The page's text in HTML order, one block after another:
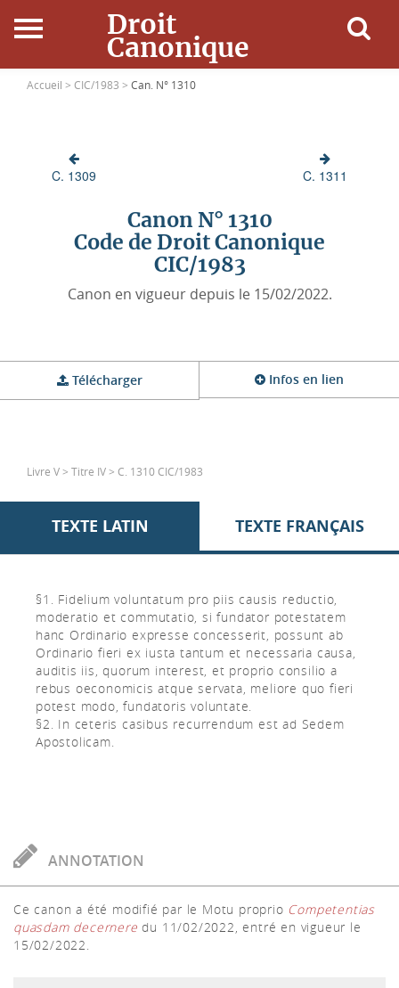
Droit
Canonique
Accueil
Ressources
Accueil > CIC/1983 > Can. N° 1310
C. 1309 C. 1311
Canon N° 1310
Code de Droit Canonique
CIC/1983
Canon en vigueur depuis le 15/02/2022.
Télécharger Infos en lien
Livre V > Titre IV > C. 1310 CIC/1983
TEXTE LATIN TEXTE FRANÇAIS
§1. Fidelium voluntatum pro piis causis reductio,
moderatio et commutatio, si fundator potestatem
hanc Ordinario expresse concesserit, possunt ab
Ordinario fieri ex iusta tantum et necessaria causa,
auditis iis, quorum interest, et proprio consilio a
rebus oeconomicis atque servata, meliore quo fieri
potest modo, fundatoris voluntate.
§2. In ceteris casibus recurrendum est ad Sedem
Apostolicam.
ANNOTATION
Ce canon a été modifié par le Motu proprio Competentias
quasdam decernere du 11/02/2022, entré en vigueur le
15/02/2022.